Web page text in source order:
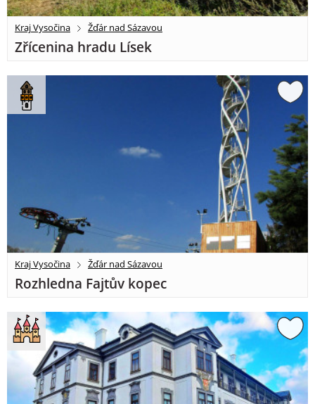
Kraj Vysočina Žďár nad Sázavou
Zřícenina hradu Lísek
Kraj Vysočina Žďár nad Sázavou
Rozhledna Fajtův kopec